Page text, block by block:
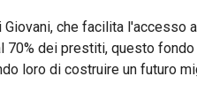
che facilita l'accesso
70% dei prestiti, questo
loro di costruire un futuro